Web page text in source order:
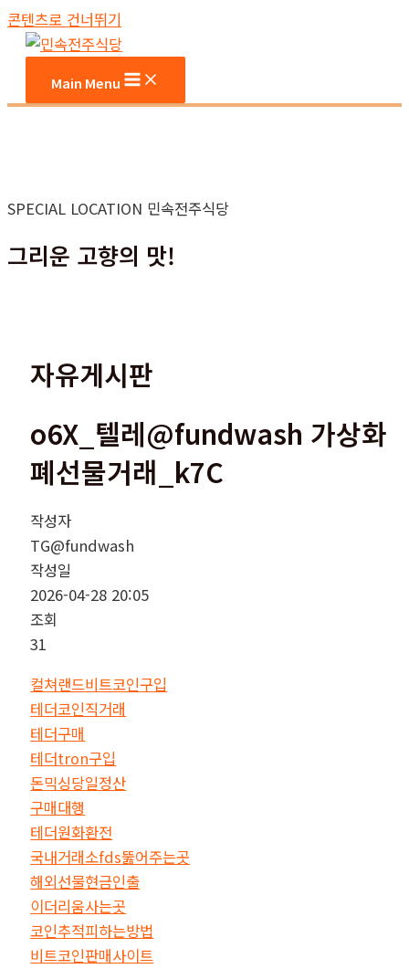
콘텐츠로 건너뛰기
Main Menu
SPECIAL LOCATION 민속전주식당
그리운 고향의 맛!
자유게시판
o6X_텔레@fundwash 가상화
폐선물거래_k7C
작성자
TG@fundwash
작성일
2026-04-28 20:05
조회
31
컬쳐랜드비트코인구입
테더코인직거래
테더구매
테더tron구입
돈믹싱당일정산
구매대행
테더원화환전
국내거래소fds뚫어주는곳
해외선물현금인출
이더리움사는곳
코인추적피하는방법
비트코인판매사이트